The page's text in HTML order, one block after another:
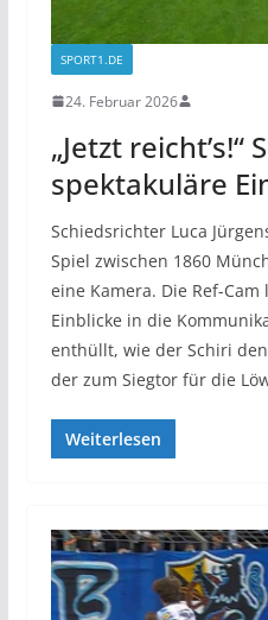
SPORT1.DE
24. Februar 2026
„Jetzt reicht’s!“
spektakuläre
Schiedsrichter Luca
Spiel zwischen 1860
eine Kamera. Die Ref-
Einblicke in die
enthüllt, wie der Schiri
der zum Siegtor für die
Weiterlesen